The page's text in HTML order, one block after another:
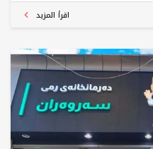
اقرأ المزيد